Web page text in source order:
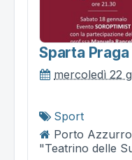
Sparta
mercoledì 22
Sport
Porto
"Teatrino delle